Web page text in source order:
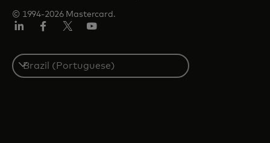
© 1994-2026 Mastercard.
Select
a
country